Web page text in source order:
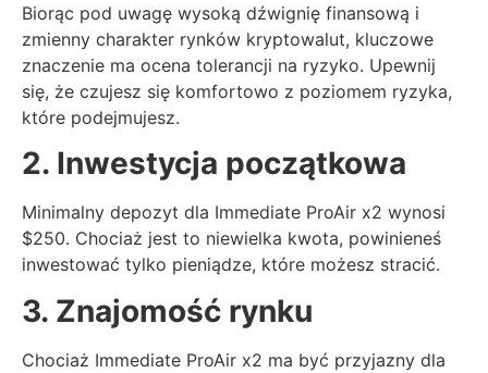
Biorąc pod uwagę wysoką dźwignię finansową i
zmienny charakter rynków kryptowalut, kluczowe
znaczenie ma ocena tolerancji na ryzyko. Upewnij
się, że czujesz się komfortowo z poziomem ryzyka,
które podejmujesz.
2. Inwestycja początkowa
Minimalny depozyt dla Immediate ProAir x2 wynosi
$250. Chociaż jest to niewielka kwota, powinieneś
inwestować tylko pieniądze, które możesz stracić.
3. Znajomość rynku
Chociaż Immediate ProAir x2 ma być przyjazny dla